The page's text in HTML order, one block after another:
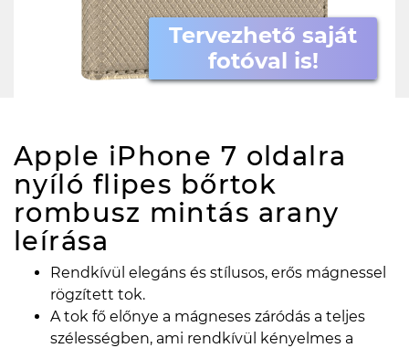
Tervezhető saját
fotóval is!
Apple iPhone 7 oldalra
nyíló flipes bőrtok
rombusz mintás arany
leírása
Rendkívül elegáns és stílusos, erős mágnessel
rögzített tok.
A tok fő előnye a mágneses záródás a teljes
szélességben, ami rendkívül kényelmes a